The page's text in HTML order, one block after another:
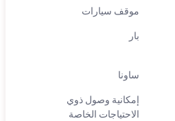
موقف سيارات
بار
ساونا
إمكانية وصول ذوي
الاحتياجات الخاصة